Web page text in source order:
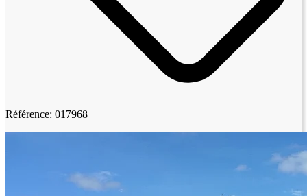
Référence: 017968